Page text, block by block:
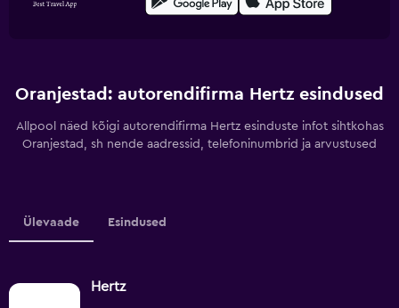
Oranjestad: autorendifirma Hertz esindused
Allpool näed kõigi autorendifirma Hertz esinduste infot sihtkohas
Oranjestad, sh nende aadressid, telefoninumbrid ja arvustused
Ülevaade Esindused
Hertz